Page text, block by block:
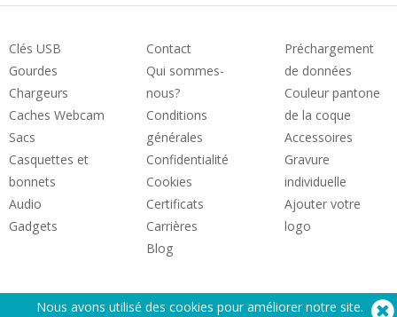
Clés USB
Gourdes
Chargeurs
Caches Webcam
Sacs
Casquettes et
bonnets
Audio
Gadgets
Contact
Qui sommes-
nous?
Conditions
générales
Confidentialité
Cookies
Certificats
Carrières
Blog
Préchargement
de données
Couleur pantone
de la coque
Accessoires
Gravure
individuelle
Ajouter votre
logo
Nous avons utilisé des cookies pour améliorer notre site.